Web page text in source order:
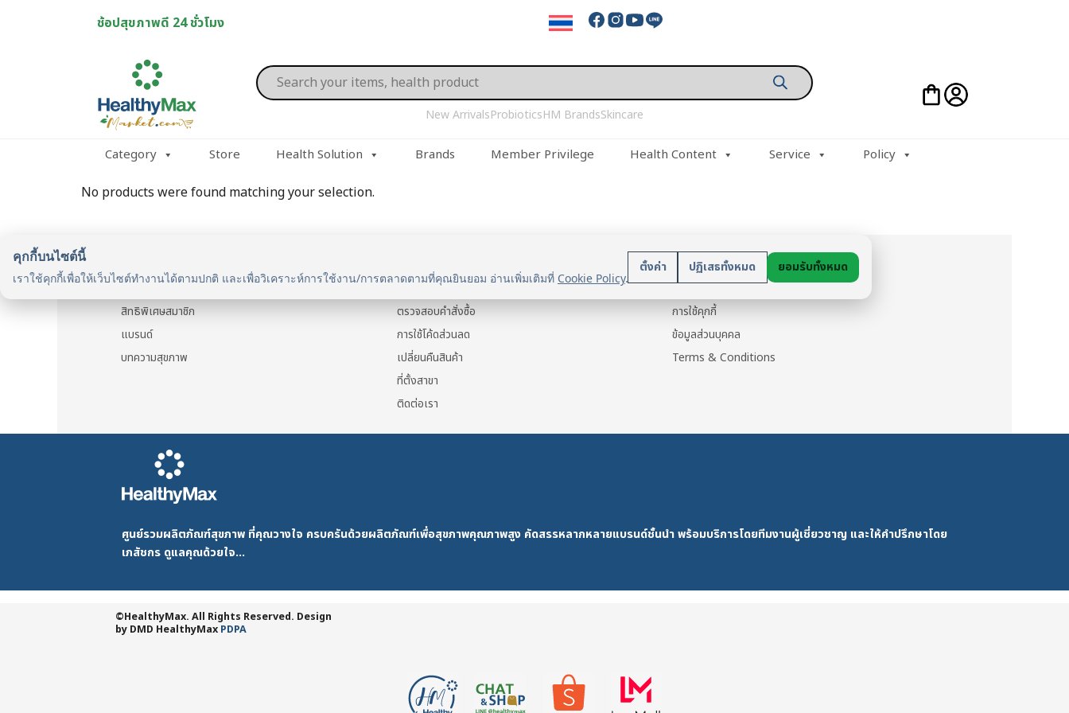
ช้อปสุขภาพดี 24 ชั่วโมง
Products
search
New ArrivalsProbioticsHM BrandsSkincare
Category Store Health Solution Brands Member Privilege Health Content Service Policy
No products were found matching your selection.
คุกกี้บนไซต์นี้
เราใช้คุกกี้เพื่อให้เว็บไซต์ทำงานได้ตามปกติ และเพื่อวิเคราะห์การใช้งาน/การตลาดตามที่คุณยินยอม อ่านเพิ่มเติมที่ Cookie Policy.
ตั้งค่า ปฏิเสธทั้งหมด ยอมรับทั้งหมด
สิทธิพิเศษสมาชิก
แบรนด์
บทความสุขภาพ
แจ้งการชำระเงิน
ตรวจสอบคำสั่งซื้อ
การใช้โค้ดส่วนลด
เปลี่ยนคืนสินค้า
ที่ตั้งสาขา
ติดต่อเรา
นโยบาย
ข้อมูลส่วนตัว
การใช้คุกกี้
ข้อมูลส่วนบุคคล
Terms & Conditions
ศูนย์รวมผลิตภัณฑ์สุขภาพ ที่คุณวางใจ ครบครันด้วยผลิตภัณฑ์เพื่อสุขภาพคุณภาพสูง คัดสรรหลากหลายแบรนด์ชั้นนำ พร้อมบริการโดยทีมงานผู้เชี่ยวชาญ และให้คำปรึกษาโดย
เภสัชกร ดูแลคุณด้วยใจ...
©HealthyMax. All Rights Reserved. Design
by DMD HealthyMax PDPA